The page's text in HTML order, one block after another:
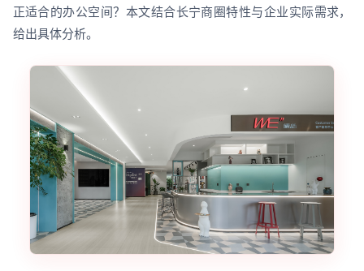
正适合的办公空间？本文结合长宁商圈特性与企业实际需求，
给出具体分析。